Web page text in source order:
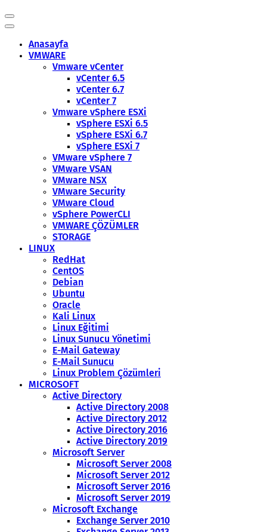
Anasayfa
VMWARE
Vmware vCenter
vCenter 6.5
vCenter 6.7
vCenter 7
Vmware vSphere ESXi
vSphere ESXi 6.5
vSphere ESXi 6.7
vSphere ESXi 7
VMware vSphere 7
VMware VSAN
VMware NSX
VMware Security
VMware Cloud
vSphere PowerCLI
VMWARE ÇÖZÜMLER
STORAGE
LINUX
RedHat
CentOS
Debian
Ubuntu
Oracle
Kali Linux
Linux Eğitimi
Linux Sunucu Yönetimi
E-Mail Gateway
E-Mail Sunucu
Linux Problem Çözümleri
MICROSOFT
Active Directory
Active Directory 2008
Active Directory 2012
Active Directory 2016
Active Directory 2019
Microsoft Server
Microsoft Server 2008
Microsoft Server 2012
Microsoft Server 2016
Microsoft Server 2019
Microsoft Exchange
Exchange Server 2010